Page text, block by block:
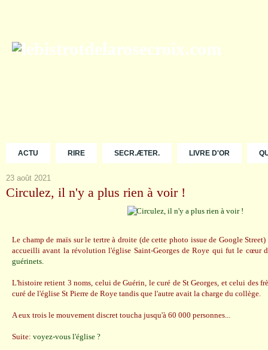
ACTU RIRE SECR.ÆTER. LIVRE D'OR
23 août 2021
Circulez, il n'y a plus rien à voir !
Le champ de maïs sur le tertre à droite (de cette photo issue de Google
accueilli avant la révolution l'église Saint-Georges de Roye qui fut le cœur
guérinets.
L'histoire retient 3 noms, celui de Guérin, le curé de St Georges, et celui des
curé de l'église St Pierre de Roye tandis que l'autre avait la charge du collège.
A eux trois le mouvement discret toucha jusqu'à 60 000 personnes...
Suite: voyez-vous l'église ?